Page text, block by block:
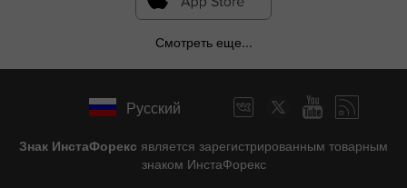
Смотреть еще...
Русский
Знак ИнстаФорекс является зарегистрированным товарным
знаком ИнстаФорекс